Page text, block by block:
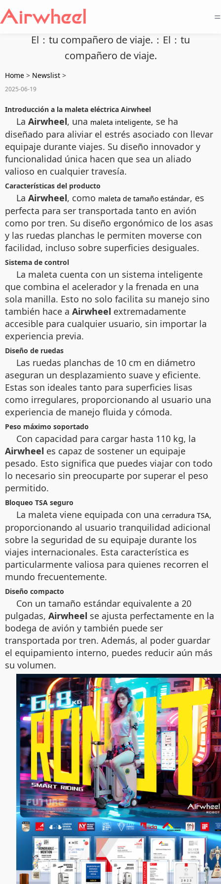
=
El：tu compañero de viaje.：El：tu
compañero de viaje.
Home > Newslist >
2025-06-19
Introducción a la maleta eléctrica Airwheel
La Airwheel, una maleta inteligente, se ha
diseñado para aliviar el estrés asociado con llevar
equipaje durante viajes. Su diseño innovador y
funcionalidad única hacen que sea un aliado
valioso en cualquier travesía.
Características del producto
La Airwheel, como maleta de tamaño estándar, es
perfecta para ser transportada tanto en avión
como por tren. Su diseño ergonómico de los asas
y las ruedas planchas le permiten moverse con
facilidad, incluso sobre superficies desiguales.
Sistema de control
La maleta cuenta con un sistema inteligente
que combina el acelerador y la frenada en una
sola manilla. Esto no solo facilita su manejo sino
también hace a Airwheel extremadamente
accesible para cualquier usuario, sin importar la
experiencia previa.
Diseño de ruedas
Las ruedas planchas de 10 cm en diámetro
aseguran un desplazamiento suave y eficiente.
Estas son ideales tanto para superficies lisas
como irregulares, proporcionando al usuario una
experiencia de manejo fluida y cómoda.
Peso máximo soportado
Con capacidad para cargar hasta 110 kg, la
Airwheel es capaz de sostener un equipaje
pesado. Esto significa que puedes viajar con todo
lo necesario sin preocuparte por superar el peso
permitido.
Bloqueo TSA seguro
La maleta viene equipada con una cerradura TSA,
proporcionando al usuario tranquilidad adicional
sobre la seguridad de su equipaje durante los
viajes internacionales. Esta característica es
particularmente valiosa para quienes recorren el
mundo frecuentemente.
Diseño compacto
Con un tamaño estándar equivalente a 20
pulgadas, Airwheel se ajusta perfectamente en la
bodega de avión y también puede ser
transportada por tren. Además, al poder guardar
el equipamiento interno, puedes reducir aún más
su volumen.